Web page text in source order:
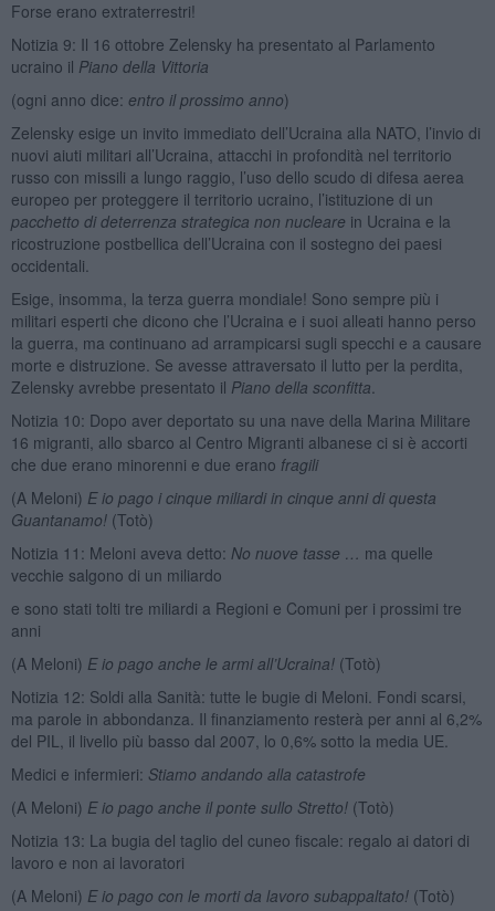
Forse erano extraterrestri!
Notizia 9: Il 16 ottobre Zelensky ha presentato al Parlamento
ucraino il Piano della Vittoria
(ogni anno dice: entro il prossimo anno)
Zelensky esige un invito immediato dell’Ucraina alla NATO, l’invio di
nuovi aiuti militari all’Ucraina, attacchi in profondità nel territorio
russo con missili a lungo raggio, l’uso dello scudo di difesa aerea
europeo per proteggere il territorio ucraino, l’istituzione di un
pacchetto di deterrenza strategica non nucleare in Ucraina e la
ricostruzione postbellica dell’Ucraina con il sostegno dei paesi
occidentali.
Esige, insomma, la terza guerra mondiale! Sono sempre più i
militari esperti che dicono che l’Ucraina e i suoi alleati hanno perso
la guerra, ma continuano ad arrampicarsi sugli specchi e a causare
morte e distruzione. Se avesse attraversato il lutto per la perdita,
Zelensky avrebbe presentato il Piano della sconfitta
Notizia 10: Dopo aver deportato su una nave della Marina Militare
16 migranti, allo sbarco al Centro Migranti albanese ci si è accorti
che due erano minorenni e due erano fragili
(A Meloni) E io pago i cinque miliardi in cinque anni di questa
Guantanamo! (Totò)
Notizia 11: Meloni aveva detto: No nuove tasse … ma quelle
vecchie salgono di un miliardo
e sono stati tolti tre miliardi a Regioni e Comuni per i prossimi tre
anni
(A Meloni) E io pago anche le armi all’Ucraina! (Totò)
Notizia 12: Soldi alla Sanità: tutte le bugie di Meloni. Fondi scarsi,
ma parole in abbondanza. Il finanziamento resterà per anni al 6,2%
del PIL, il livello più basso dal 2007, lo 0,6% sotto la media UE.
Medici e infermieri: Stiamo andando alla catastrofe
(A Meloni) E io pago anche il ponte sullo Stretto! (Totò)
Notizia 13: La bugia del taglio del cuneo fiscale: regalo ai datori di
lavoro e non ai lavoratori
(A Meloni) E io pago con le morti da lavoro subappaltato! (Totò)